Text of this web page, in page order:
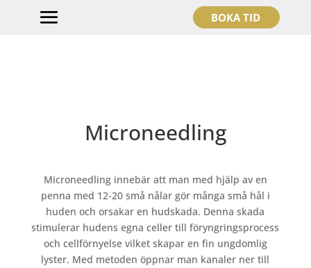
BOKA TID
Microneedling
Microneedling innebär att man med hjälp av en
penna med 12-20 små nålar gör många små hål i
huden och orsakar en hudskada. Denna skada
stimulerar hudens egna celler till föryngringsprocess
och cellförnyelse vilket skapar en fin ungdomlig
lyster. Med metoden öppnar man kanaler ner till